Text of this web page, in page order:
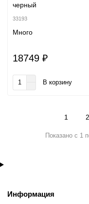
черный
33193
Много
18749 ₽
В корзину
1 2
Показано с 1
Информация